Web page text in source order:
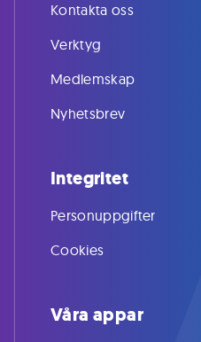
Kontakta oss
Verktyg
Medlemskap
Nyhetsbrev
Integritet
Personuppgifter
Cookies
Våra appar